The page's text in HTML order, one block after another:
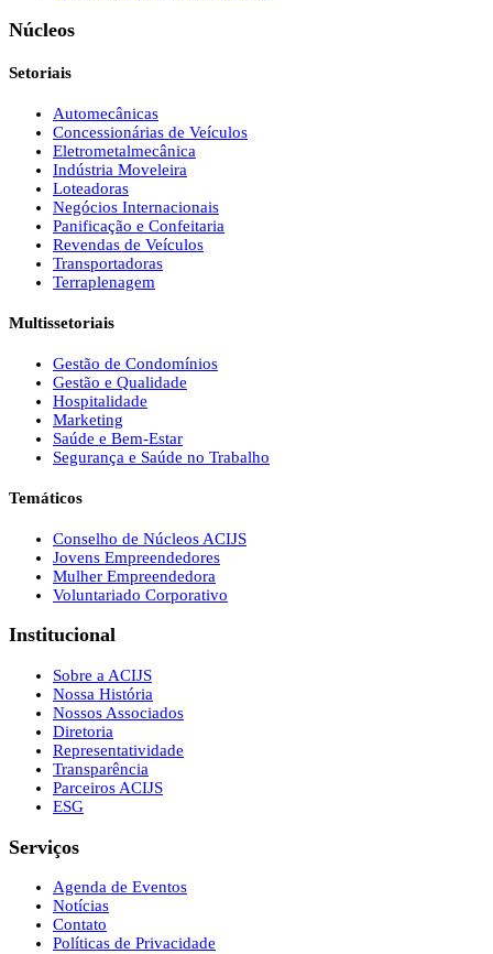
Núcleos
Setoriais
Automecânicas
Concessionárias de Veículos
Eletrometalmecânica
Indústria Moveleira
Loteadoras
Negócios Internacionais
Panificação e Confeitaria
Revendas de Veículos
Transportadoras
Terraplenagem
Multissetoriais
Gestão de Condomínios
Gestão e Qualidade
Hospitalidade
Marketing
Saúde e Bem-Estar
Segurança e Saúde no Trabalho
Temáticos
Conselho de Núcleos ACIJS
Jovens Empreendedores
Mulher Empreendedora
Voluntariado Corporativo
Institucional
Sobre a ACIJS
Nossa História
Nossos Associados
Diretoria
Representatividade
Transparência
Parceiros ACIJS
ESG
Serviços
Agenda de Eventos
Notícias
Contato
Políticas de Privacidade